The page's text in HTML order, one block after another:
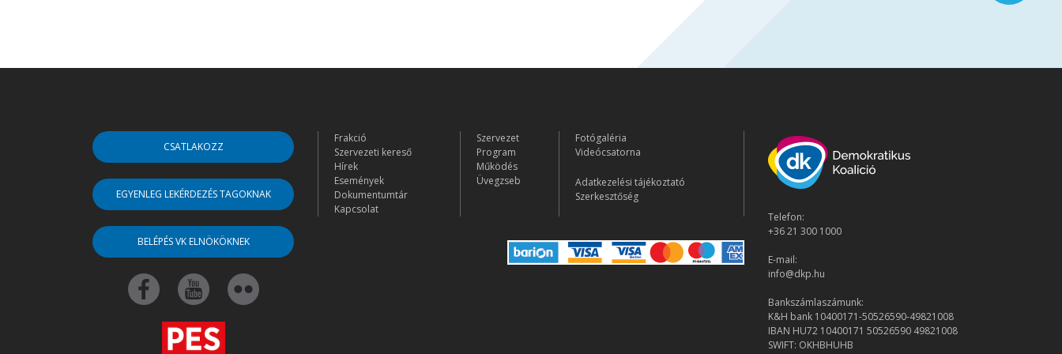
CSATLAKOZZ
EGYENLEG LEKÉRDEZÉS TAGOKNAK
BELÉPÉS VK ELNÖKÖKNEK
Frakció
Szervezeti kereső
Hírek
Események
Dokumentumtár
Kapcsolat
Szervezet
Program
Működés
Üvegzseb
Fotógaléria
Videócsatorna
Adatkezelési tájékoztató
Szerkesztőség
Telefon:
+36 21 300 1000
E-mail:
info@dkp.hu
Bankszámlaszámunk:
K&H bank 10400171-50526590-49821008
IBAN HU72 10400171 50526590 49821008
SWIFT: OKHBHUHB